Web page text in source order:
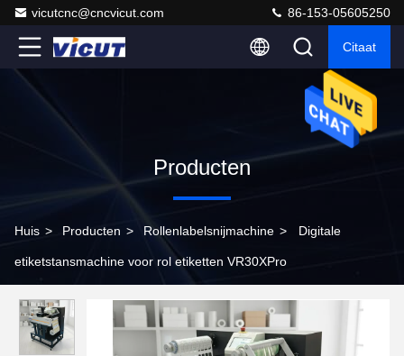
vicutcnc@cncvicut.com 86-153-05605250
Citaat
Producten
Huis > Producten > Rollenlabelsnijmachine > Digitale
etiketstansmachine voor rol etiketten VR30XPro